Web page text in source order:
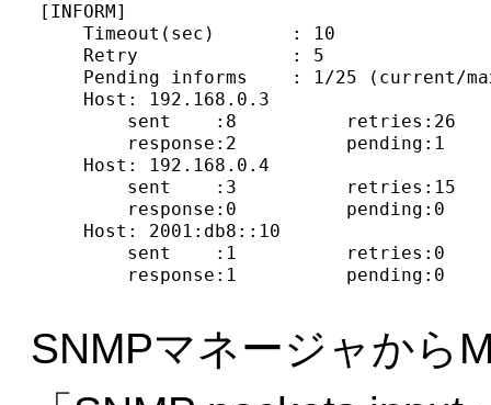
[INFORM]
    Timeout(sec)       : 10
    Retry              : 5
Pending informs    : 1/25 (current/
    Host: 192.168.0.3
        sent    :8          retries:26
response:2          pending:1
    Host: 192.168.0.4
        sent    :3          retries:15
response:0          pending:0
    Host: 2001:db8::10
        sent    :1          retries:0
response:1          pending:0
SNMPマネージャから